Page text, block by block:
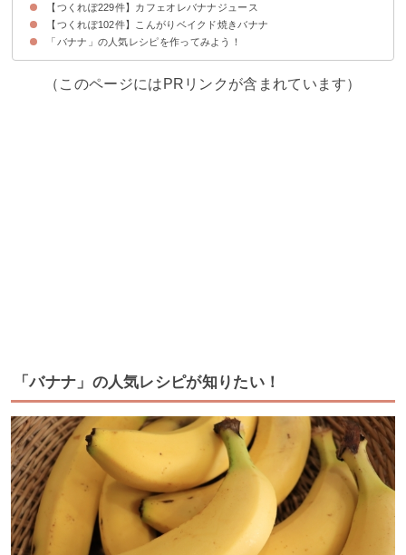
【つくれぽ229件】カフェオレバナナジュース
【つくれぽ102件】こんがりベイクド焼きバナナ
「バナナ」の人気レシピを作ってみよう！
（このページにはPRリンクが含まれています）
「バナナ」の人気レシピが知りたい！